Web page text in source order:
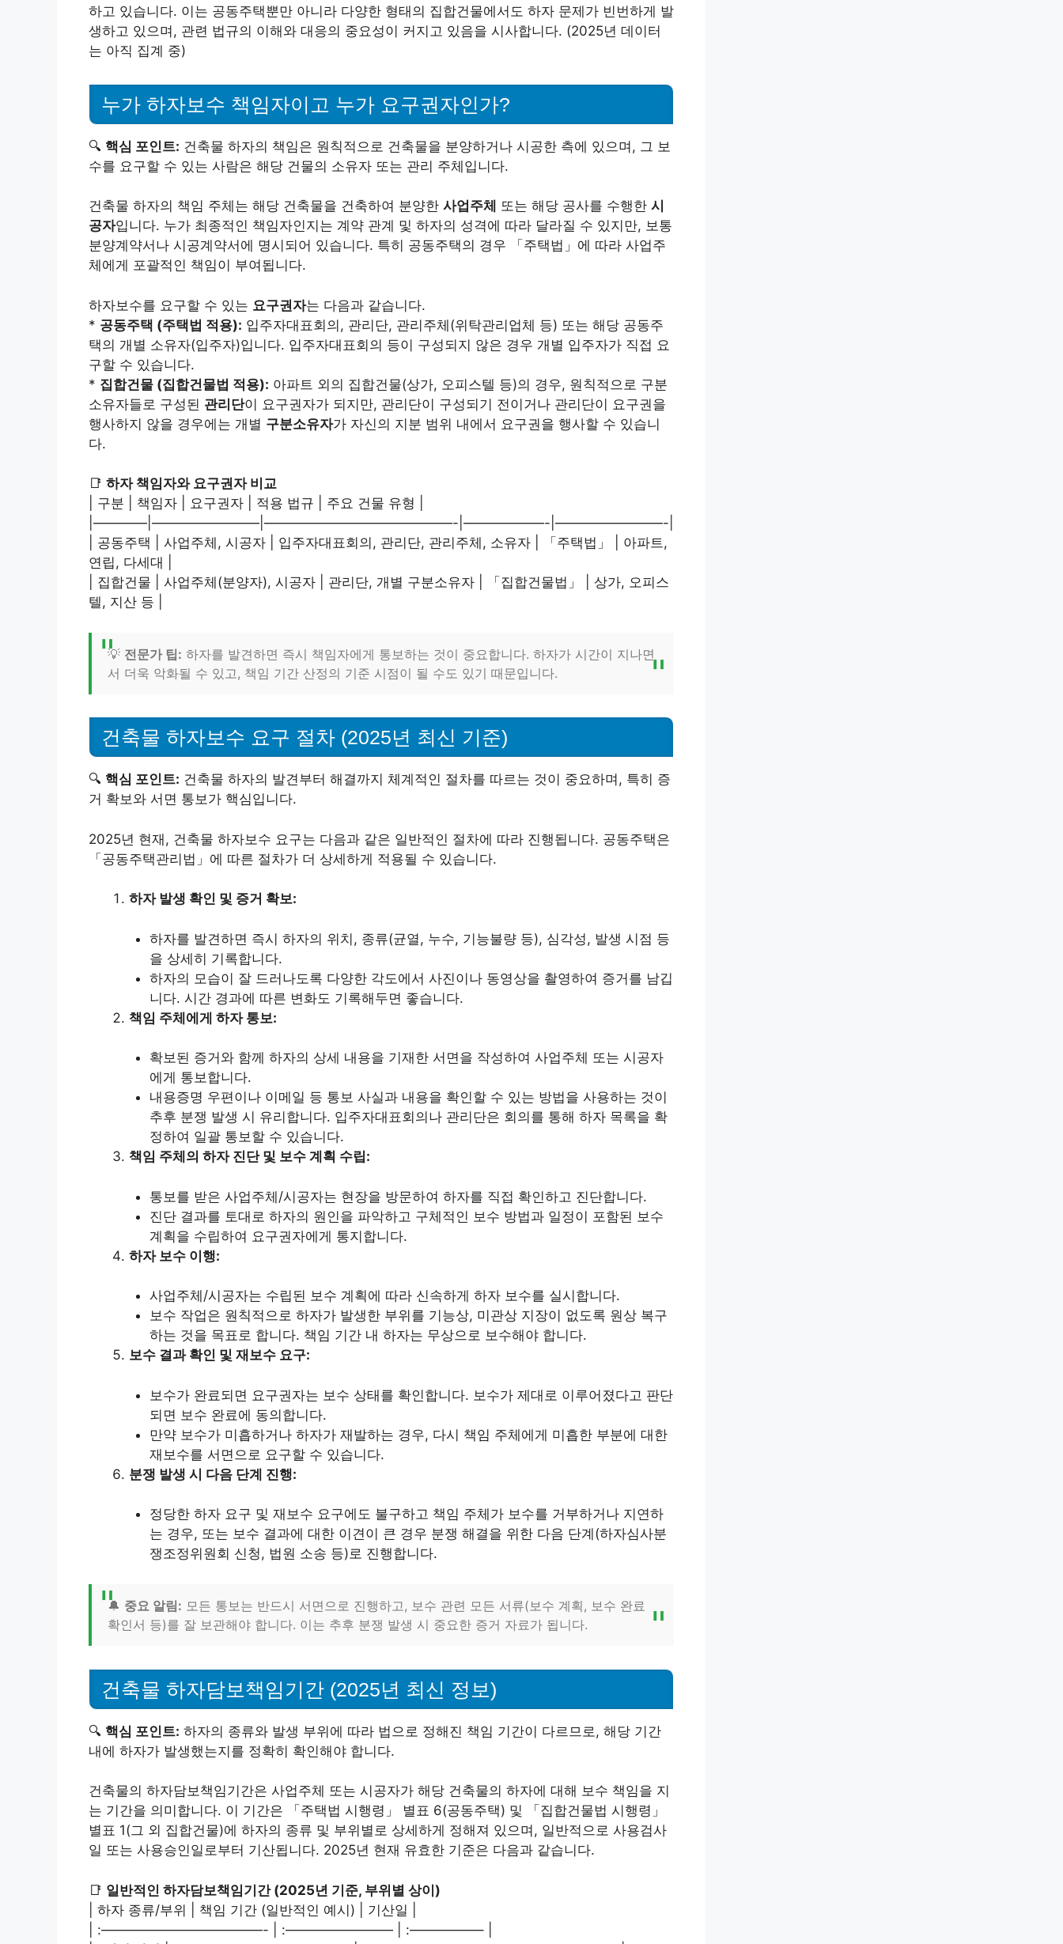
하고 있습니다. 이는 공동주택뿐만 아니라 다양한 형태의 집합건물에서도 하자 문제가 빈번하게 발
생하고 있으며, 관련 법규의 이해와 대응의 중요성이 커지고 있음을 시사합니다. (2025년 데이터
는 아직 집계 중)
누가 하자보수 책임자이고 누가 요구권자인가?
🔍 핵심 포인트: 건축물 하자의 책임은 원칙적으로 건축물을 분양하거나 시공한 측에 있으며, 그 보
수를 요구할 수 있는 사람은 해당 건물의 소유자 또는 관리 주체입니다.
건축물 하자의 책임 주체는 해당 건축물을 건축하여 분양한 사업주체 또는 해당 공사를 수행한 시
공자입니다. 누가 최종적인 책임자인지는 계약 관계 및 하자의 성격에 따라 달라질 수 있지만, 보통
분양계약서나 시공계약서에 명시되어 있습니다. 특히 공동주택의 경우 「주택법」에 따라 사업주
체에게 포괄적인 책임이 부여됩니다.
하자보수를 요구할 수 있는 요구권자는 다음과 같습니다.
* 공동주택 (주택법 적용): 입주자대표회의, 관리단, 관리주체(위탁관리업체 등) 또는 해당 공동주
택의 개별 소유자(입주자)입니다. 입주자대표회의 등이 구성되지 않은 경우 개별 입주자가 직접 요
구할 수 있습니다.
* 집합건물 (집합건물법 적용): 아파트 외의 집합건물(상가, 오피스텔 등)의 경우, 원칙적으로 구분
소유자들로 구성된 관리단이 요구권자가 되지만, 관리단이 구성되기 전이거나 관리단이 요구권을
행사하지 않을 경우에는 개별 구분소유자가 자신의 지분 범위 내에서 요구권을 행사할 수 있습니
다.
📑 하자 책임자와 요구권자 비교
| 구분 | 책임자 | 요구권자 | 적용 법규 | 주요 건물 유형 |
|————|————————|——————————————-|——————-|————————-|
| 공동주택 | 사업주체, 시공자 | 입주자대표회의, 관리단, 관리주체, 소유자 | 「주택법」 | 아파트,
연립, 다세대 |
| 집합건물 | 사업주체(분양자), 시공자 | 관리단, 개별 구분소유자 | 「집합건물법」 | 상가, 오피스
텔, 지산 등 |
💡 전문가 팁: 하자를 발견하면 즉시 책임자에게 통보하는 것이 중요합니다. 하자가 시간이 지나면
서 더욱 악화될 수 있고, 책임 기간 산정의 기준 시점이 될 수도 있기 때문입니다.
건축물 하자보수 요구 절차 (2025년 최신 기준)
🔍 핵심 포인트: 건축물 하자의 발견부터 해결까지 체계적인 절차를 따르는 것이 중요하며, 특히 증
거 확보와 서면 통보가 핵심입니다.
2025년 현재, 건축물 하자보수 요구는 다음과 같은 일반적인 절차에 따라 진행됩니다. 공동주택은
「공동주택관리법」에 따른 절차가 더 상세하게 적용될 수 있습니다.
하자 발생 확인 및 증거 확보:
하자를 발견하면 즉시 하자의 위치, 종류(균열, 누수, 기능불량 등), 심각성, 발생 시점 등
을 상세히 기록합니다.
하자의 모습이 잘 드러나도록 다양한 각도에서 사진이나 동영상을 촬영하여 증거를 남깁
니다. 시간 경과에 따른 변화도 기록해두면 좋습니다.
책임 주체에게 하자 통보:
확보된 증거와 함께 하자의 상세 내용을 기재한 서면을 작성하여 사업주체 또는 시공자
에게 통보합니다.
내용증명 우편이나 이메일 등 통보 사실과 내용을 확인할 수 있는 방법을 사용하는 것이
추후 분쟁 발생 시 유리합니다. 입주자대표회의나 관리단은 회의를 통해 하자 목록을 확
정하여 일괄 통보할 수 있습니다.
책임 주체의 하자 진단 및 보수 계획 수립:
통보를 받은 사업주체/시공자는 현장을 방문하여 하자를 직접 확인하고 진단합니다.
진단 결과를 토대로 하자의 원인을 파악하고 구체적인 보수 방법과 일정이 포함된 보수
계획을 수립하여 요구권자에게 통지합니다.
하자 보수 이행:
사업주체/시공자는 수립된 보수 계획에 따라 신속하게 하자 보수를 실시합니다.
보수 작업은 원칙적으로 하자가 발생한 부위를 기능상, 미관상 지장이 없도록 원상 복구
하는 것을 목표로 합니다. 책임 기간 내 하자는 무상으로 보수해야 합니다.
보수 결과 확인 및 재보수 요구:
보수가 완료되면 요구권자는 보수 상태를 확인합니다. 보수가 제대로 이루어졌다고 판단
되면 보수 완료에 동의합니다.
만약 보수가 미흡하거나 하자가 재발하는 경우, 다시 책임 주체에게 미흡한 부분에 대한
재보수를 서면으로 요구할 수 있습니다.
분쟁 발생 시 다음 단계 진행:
정당한 하자 요구 및 재보수 요구에도 불구하고 책임 주체가 보수를 거부하거나 지연하
는 경우, 또는 보수 결과에 대한 이견이 큰 경우 분쟁 해결을 위한 다음 단계(하자심사분
쟁조정위원회 신청, 법원 소송 등)로 진행합니다.
🔔 중요 알림: 모든 통보는 반드시 서면으로 진행하고, 보수 관련 모든 서류(보수 계획, 보수 완료
확인서 등)를 잘 보관해야 합니다. 이는 추후 분쟁 발생 시 중요한 증거 자료가 됩니다.
건축물 하자담보책임기간 (2025년 최신 정보)
🔍 핵심 포인트: 하자의 종류와 발생 부위에 따라 법으로 정해진 책임 기간이 다르므로, 해당 기간
내에 하자가 발생했는지를 정확히 확인해야 합니다.
건축물의 하자담보책임기간은 사업주체 또는 시공자가 해당 건축물의 하자에 대해 보수 책임을 지
는 기간을 의미합니다. 이 기간은 「주택법 시행령」 별표 6(공동주택) 및 「집합건물법 시행령」
별표 1(그 외 집합건물)에 하자의 종류 및 부위별로 상세하게 정해져 있으며, 일반적으로 사용검사
일 또는 사용승인일로부터 기산됩니다. 2025년 현재 유효한 기준은 다음과 같습니다.
📑 일반적인 하자담보책임기간 (2025년 기준, 부위별 상이)
| 하자 종류/부위 | 책임 기간 (일반적인 예시) | 기산일 |
| :————————————- | :———————— | :—————– |